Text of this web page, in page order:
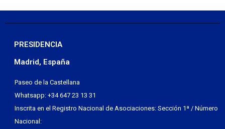
PRESIDENCIA
Madrid, España
Paseo de la Castellana
Whatsapp: +34 647 23 13 31
Inscrita en el Registro Nacional de Asociaciones: Sección 1ª / Número
Nacional: